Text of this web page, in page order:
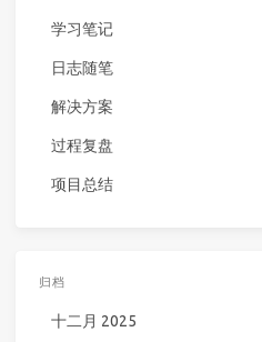
学习笔记
日志随笔
解决方案
过程复盘
项目总结
归档
十二月 2025